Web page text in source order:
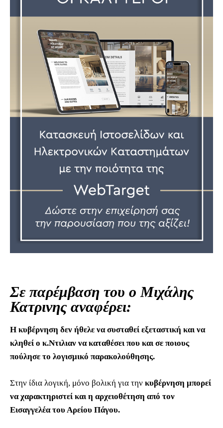
Σε παρέμβαση του ο Μιχάλης
Κατρινης αναφέρει:
Η κυβέρνηση δεν ήθελε να συσταθεί εξεταστική και να
κληθεί ο κ.Ντιλιαν να καταθέσει που και σε ποιους
πούλησε το λογισμικό παρακολούθησης.
Στην ίδια λογική, μόνο βολική για την κυβέρνηση μπορεί
να χαρακτηριστεί και η αρχειοθέτηση από τον
Εισαγγελέα του Αρείου Πάγου.